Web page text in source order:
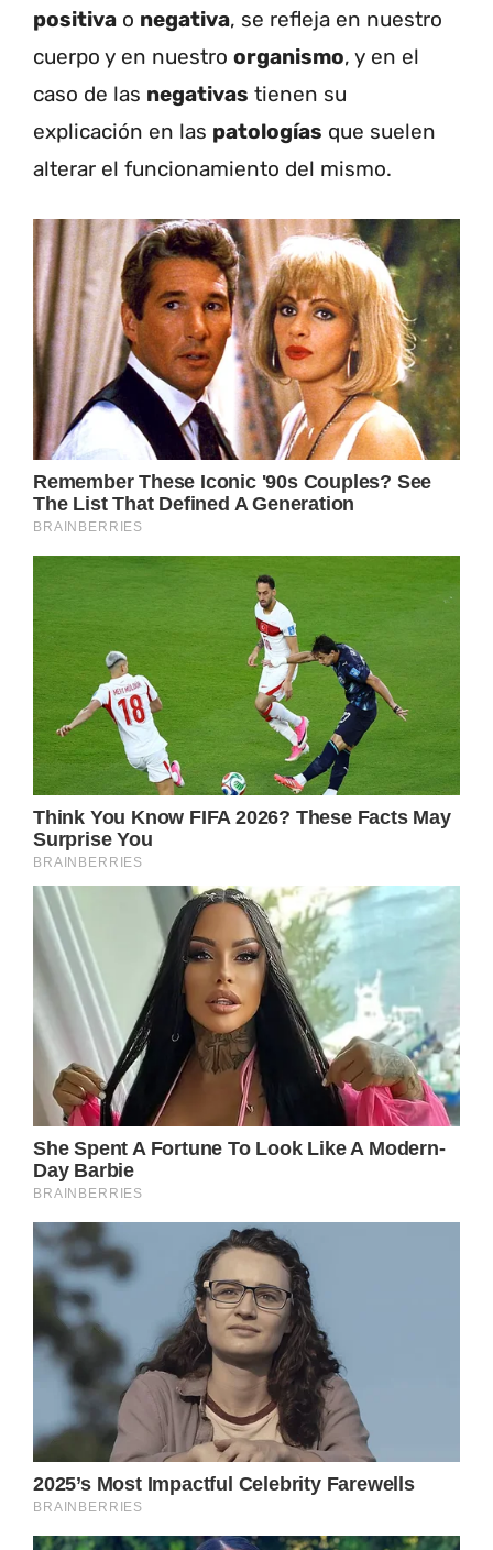
positiva o negativa, se refleja en nuestro
cuerpo y en nuestro organismo, y en el
caso de las negativas tienen su
explicación en las patologías que suelen
alterar el funcionamiento del mismo.